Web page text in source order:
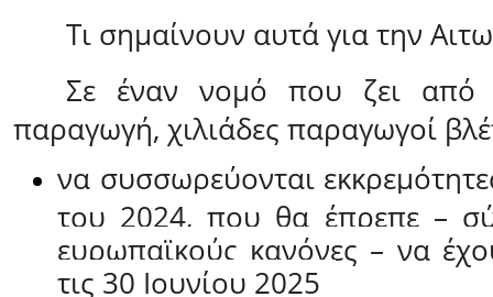
Τι σημαίνουν αυτά για την
Σε έναν νομό που ζει από
παραγωγή, χιλιάδες παραγωγοί
να συσσωρεύονται
του 2024, που θα έπρεπε –
ευρωπαϊκούς κανόνες – να
τις 30 Ιουνίου 2025